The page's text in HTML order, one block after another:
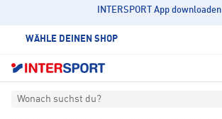
INTERSPORT App downloaden
WÄHLE DEINEN SHOP
Wonach suchst du?